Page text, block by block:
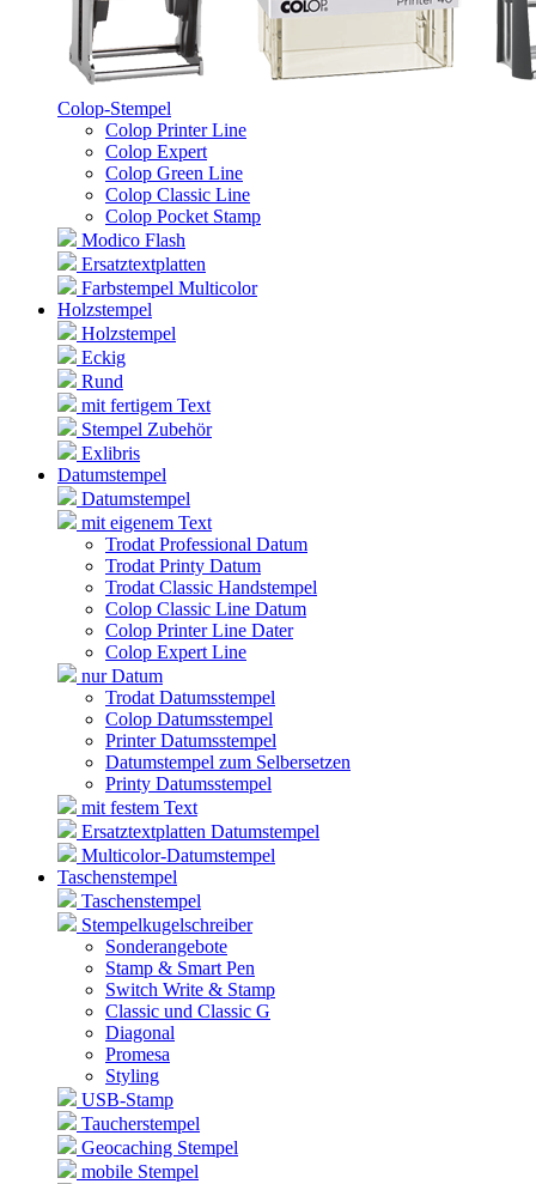
Colop-Stempel
Colop Printer Line
Colop Expert
Colop Green Line
Colop Classic Line
Colop Pocket Stamp
Modico Flash
Ersatztextplatten
Farbstempel Multicolor
Holzstempel
Holzstempel
Eckig
Rund
mit fertigem Text
Stempel Zubehör
Exlibris
Datumstempel
Datumstempel
mit eigenem Text
Trodat Professional Datum
Trodat Printy Datum
Trodat Classic Handstempel
Colop Classic Line Datum
Colop Printer Line Dater
Colop Expert Line
nur Datum
Trodat Datumsstempel
Colop Datumsstempel
Printer Datumsstempel
Datumstempel zum Selbersetzen
Printy Datumsstempel
mit festem Text
Ersatztextplatten Datumstempel
Multicolor-Datumstempel
Taschenstempel
Taschenstempel
Stempelkugelschreiber
Sonderangebote
Stamp & Smart Pen
Switch Write & Stamp
Classic und Classic G
Diagonal
Promesa
Styling
USB-Stamp
Taucherstempel
Geocaching Stempel
mobile Stempel